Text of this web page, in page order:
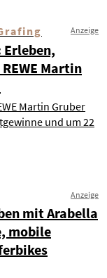
Anzeige
Martin
Martin Gruber
und um 22
Anzeige
mit Arabella
mobile